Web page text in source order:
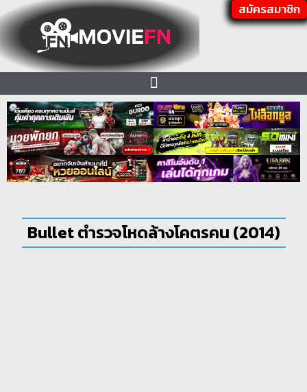
สมัครสมาชิก
Bullet ตำรวจโหดล้างโคตรคน (2014)